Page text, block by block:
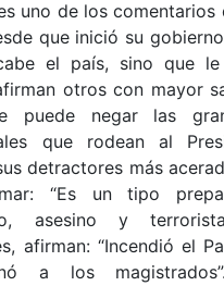
uno de los
que inició su
el país, sino que
otros con mayor
puede negar las
que rodean al
detractores más
“Es un tipo
asesino y
afirman: “Incendió el
a los